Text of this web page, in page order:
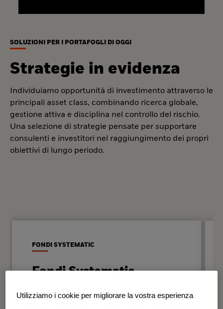
SOLUZIONI PER I PORTAFOGLI DI OGGI
Strategie in evidenza
Individuiamo opportunità di investimento attraverso le
principali asset class, combinando ricerca globale,
gestione attiva e disciplina nel controllo del rischio.
Una selezione di strategie pensate per supportare
consulenti e investitori nel raggiungimento dei propri
obiettivi di lungo periodo.
FONDI SYSTEMATIC
Fondi Systematic
Strategie quantitative basate sui dati
Utilizziamo i cookie per migliorare la vostra esperienza